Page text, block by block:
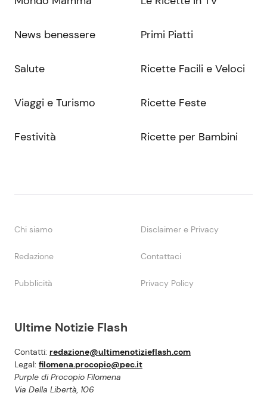
Ultime Notizie Flash
Contatti: redazione@ultimenotizieflash.com
Legal: filomena.procopio@pec.it
Purple di Procopio Filomena
Via Della Libertà, 106
News benessere
Salute
Viaggi e Turismo
Festività
Primi Piatti
Ricette Facili e Veloci
Ricette Feste
Ricette per Bambini
Chi siamo Disclaimer e Privacy
Redazione Contattaci
Pubblicità Privacy Policy